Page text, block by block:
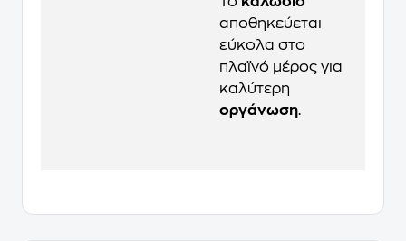
αποθηκεύεται
εύκολα στο
πλαϊνό μέρος για
καλύτερη
οργάνωση.